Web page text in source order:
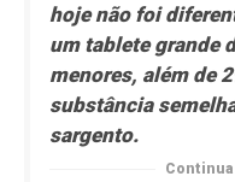
hoje não foi
um tablete grande
menores, além de
substância
sargento.